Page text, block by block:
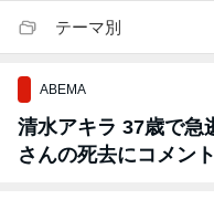
テーマ別
ABEMA
清水アキラ 37歳で急
さんの死去にコメント